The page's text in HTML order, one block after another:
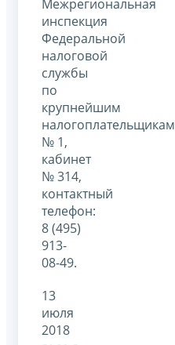
Межрегиональная
инспекция
Федеральной
налоговой
службы
по
крупнейшим
налогоплательщикам
№ 1,
кабинет
№ 314,
контактный
телефон:
8 (495)
913-
08-49.
13
июля
2018